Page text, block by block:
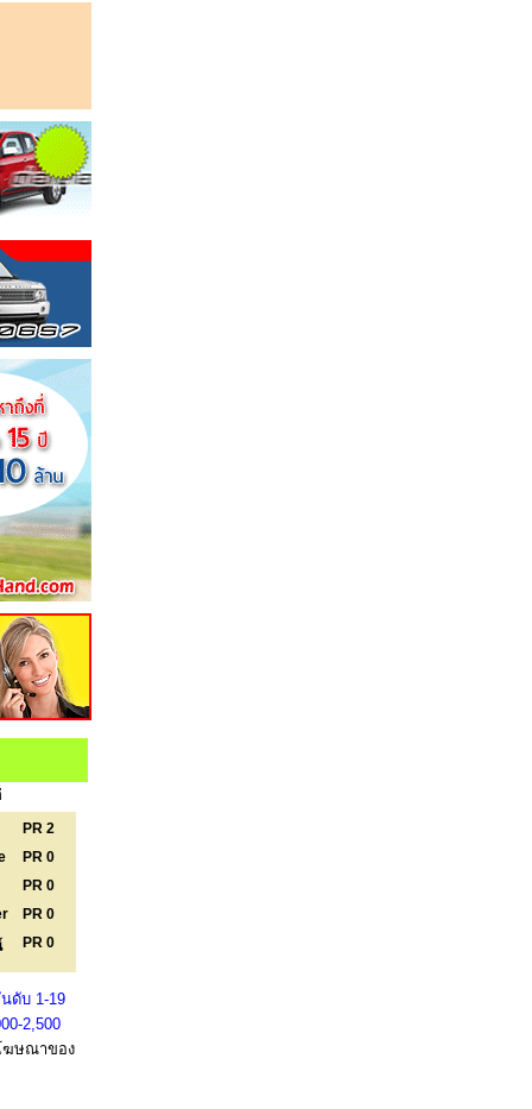
PR 2
PR 0
PR 0
PR 0
PR 0
ดับ 1-19
2,500
ฆษณาของ